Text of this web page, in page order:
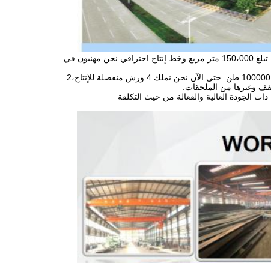
تشينغداو KXD Steel Structure Co. ، Ltd. ، التي تأسست في عام 2004 ، لديها حاليًا ورشة عمل إنتاج تبلغ 150،000 متر مربع وخط إنتاج احترافي.نحن مهنيون في
المتكاملة مع التصميم والتصنيع والتركيب، كيه إكس دي لديها القدرة الإنتاجية السنوية من هيكل الصلب 100000 طن. حتى الآن نحن نملك 4 ورش منفصلة للإنتاج،2